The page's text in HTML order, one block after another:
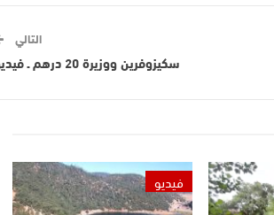
التالي
سكيزوفرين ووزيرة 20 درهم ـ فيديو
فيديو